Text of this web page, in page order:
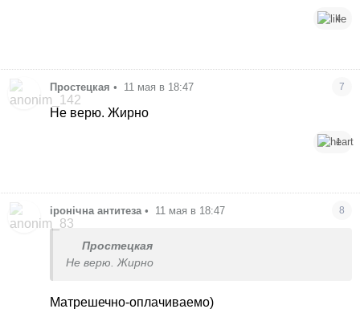
4
Простецкая • 11 мая в 18:47 7
Не верю. Жирно
1
іронічна антитеза • 11 мая в 18:47 8
Простецкая
Не верю. Жирно
Матрешечно-оплачиваемо)